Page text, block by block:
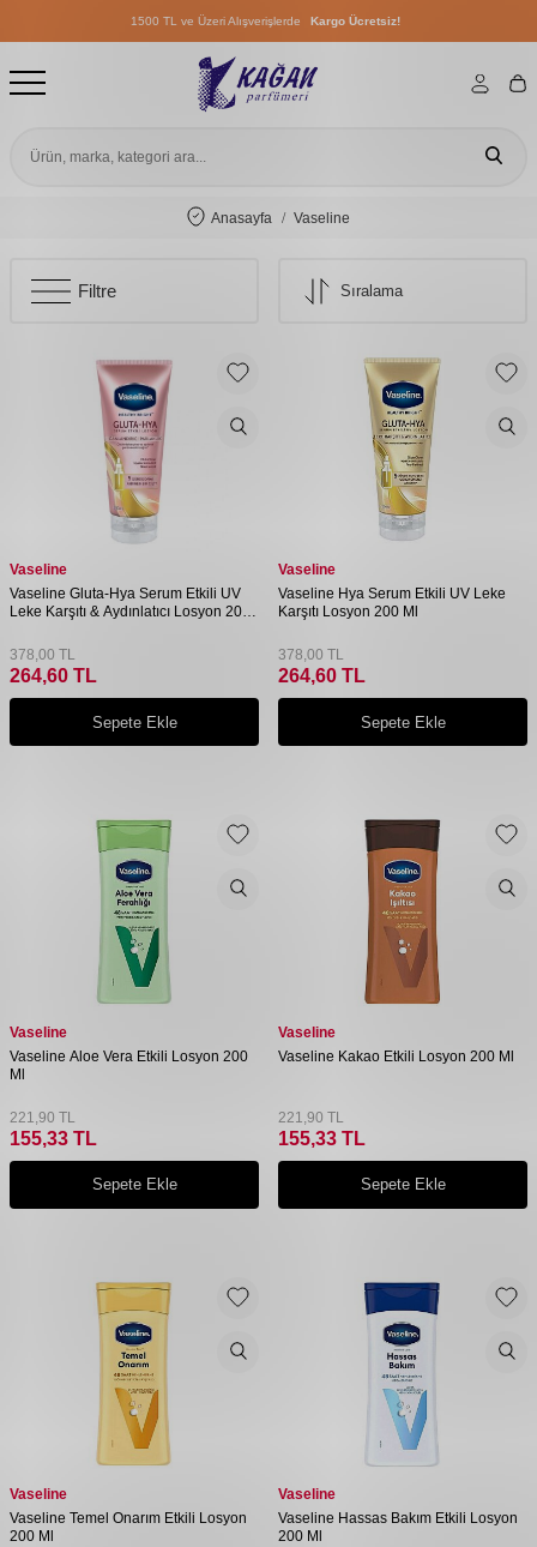
1500 TL ve Üzeri Alışverişlerde Kargo Ücretsiz!
1500 TL ve Üzeri Alışverişlerde
1500 TL ve Üzeri Alışverişlerde
Anasayfa Vaseline
Filtre
Vaseline
Vaseline Gluta-Hya Serum Etkili UV
Leke Karşıtı & Aydınlatıcı Losyon 200
378,00 TL
264,60 TL
Sepete Ekle
Vaseline
Vaseline Hya Serum Etkili UV Leke
Karşıtı Losyon 200 Ml
378,00 TL
264,60 TL
Sepete Ekle
Vaseline
Vaseline Aloe Vera Etkili Losyon 200
Ml
221,90 TL
155,33 TL
Sepete Ekle
Vaseline
Vaseline Kakao Etkili Losyon 200 Ml
221,90 TL
155,33 TL
Sepete Ekle
Vaseline
Vaseline Temel Onarım Etkili Losyon
200 Ml
Vaseline
Vaseline Hassas Bakım Etkili Losyon
200 Ml